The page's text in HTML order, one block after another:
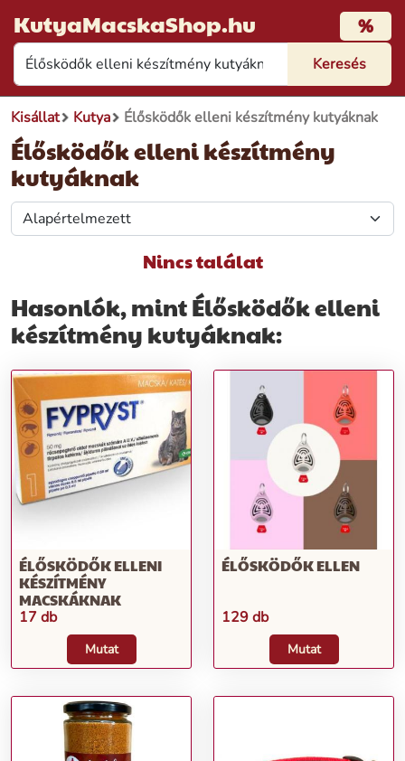
KutyaMacskaShop.hu %
Kisállat Kutya Élősködők elleni készítmény kutyáknak
Élősködők elleni készítmény
kutyáknak
Nincs találat
Hasonlók, mint Élősködők elleni
készítmény kutyáknak:
ÉLŐSKÖDŐK ELLENI
KÉSZÍTMÉNY
MACSKÁKNAK
17 db
Mutat
ÉLŐSKÖDŐK ELLEN
129 db
Mutat